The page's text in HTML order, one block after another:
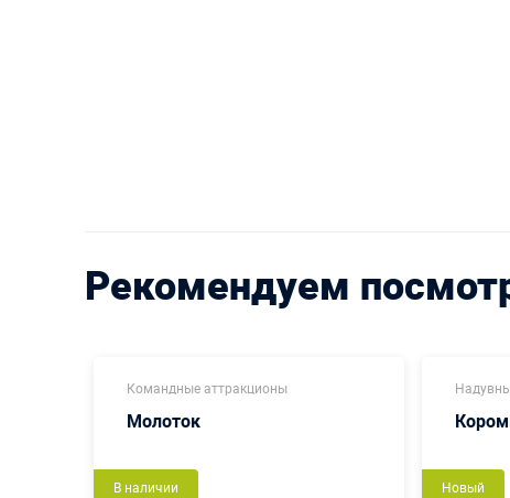
Рекомендуем
Командные аттракционы
Молоток
В наличии Новый